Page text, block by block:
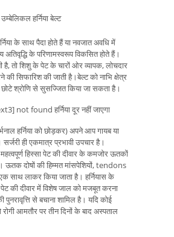
हर्निया बेल्ट
के साथ पैदा होते हैं या नवजात अवधि में
अतिवृद्धि के परिणामस्वरूप विकसित होते हैं।
है, तो शिशु के पेट के चारों ओर व्यापक, लोचदार
की सिफारिश की जाती है।बेल्ट को नाभि क्षेत्र
श्रोणि से सुसज्जित किया जा सकता है।
not found हर्निया दूर नहीं जाएगा
हर्निया को छोड़कर) अपने आप गायब या
ही एकमात्र प्रभावी उपचार है।
हिस्सा पेट की दीवार के कमजोर ऊतकों
ऊतक दोषों की हिम्मत मांसपेशियों, tendons
साथ लाकर किया जाता है। हर्नियास के
की दीवार में विशेष जाल को मजबूत करना
पुनरावृत्ति से बचाना शामिल है। यदि कोई
रोगी आमतौर पर तीन दिनों के बाद अस्पताल